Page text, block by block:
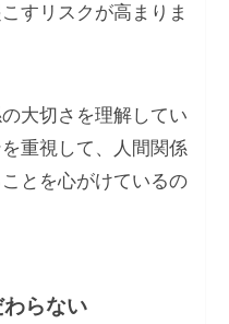
すリスクが高まりま
大切さを理解してい
重視して、人間関係
とを心がけているの
らない